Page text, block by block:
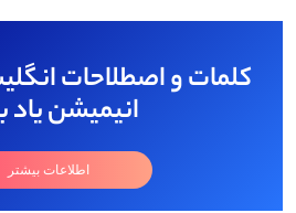
کلمات و اصطلاحات
انیمیشن یاد
اطلاعات بیشتر